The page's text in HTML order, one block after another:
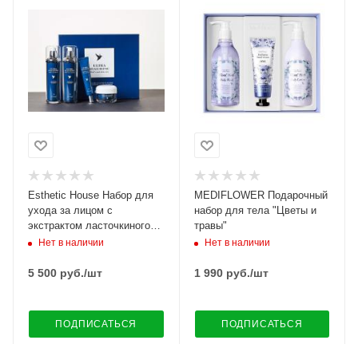
Esthetic House Набор для
ухода за лицом с
экстрактом ласточкиного
гнезда и гиалуроновой
Нет в наличии
5 500 руб./шт
ПОДПИСАТЬСЯ
MEDIFLOWER Подарочный
набор для тела "Цветы и
травы"
Нет в наличии
1 990руб./шт
ПОДПИСАТЬСЯ